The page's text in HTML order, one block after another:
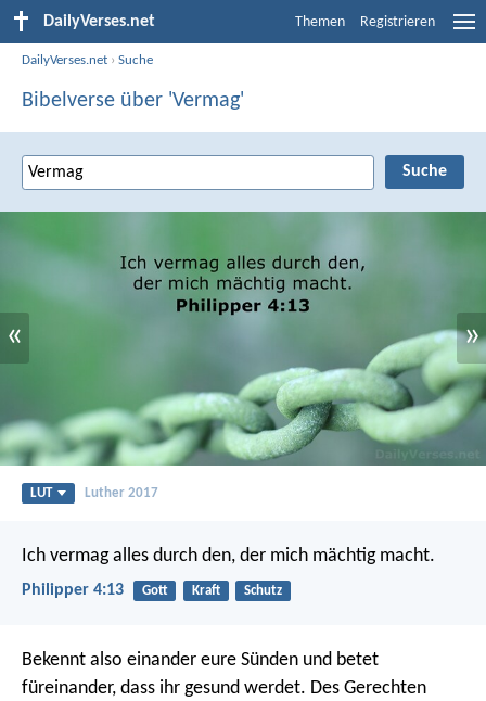
DailyVerses.net Themen Registrieren
DailyVerses.net ›Suche
Bibelverse über 'Vermag'
« »
LUT Luther 2017
Ich vermag alles durch den, der mich mächtig macht.
Philipper 4:13 Gott Kraft Schutz
Bekennt also einander eure Sünden und betet
füreinander, dass ihr gesund werdet. Des Gerechten